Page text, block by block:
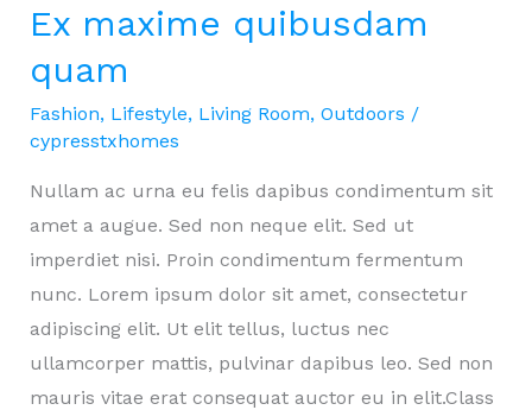
Ex maxime quibusdam
quam
Fashion, Lifestyle, Living Room, Outdoors /
cypresstxhomes
Nullam ac urna eu felis dapibus condimentum sit
amet a augue. Sed non neque elit. Sed ut
imperdiet nisi. Proin condimentum fermentum
nunc. Lorem ipsum dolor sit amet, consectetur
adipiscing elit. Ut elit tellus, luctus nec
ullamcorper mattis, pulvinar dapibus leo. Sed non
mauris vitae erat consequat auctor eu in elit.Class